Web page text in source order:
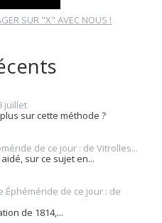
SUR "X" AVEC NOUS !
juillet
sur cette méthode ?
de ce jour : de Vitrolles...
sur ce sujet en...
Éphéméride de ce jour : de
de 1814,...